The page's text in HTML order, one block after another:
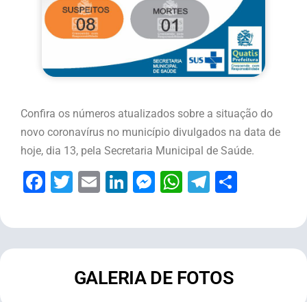
Confira os números atualizados sobre a situação do
novo coronavírus no município divulgados na data de
hoje, dia 13, pela Secretaria Municipal de Saúde.
Facebook
Twitter
EmailLinkedIn
Messenger
WhatsApp
Telegram
GALERIA DE FOTOS